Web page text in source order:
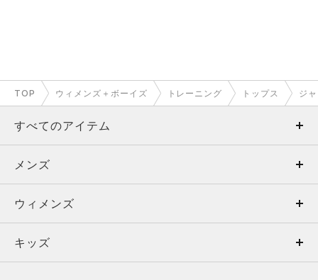
TOP ウィメンズ＋ボーイズ トレーニング トップス ジ
すべてのアイテム
メンズ
ウィメンズ
キッズ
メンズ
トップス
ボトムス
ウィメンズ
トップス
キッズ